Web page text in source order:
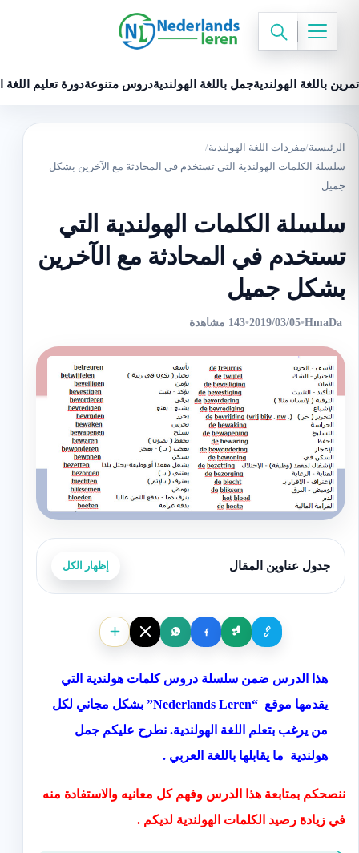
تمرين باللغة الهولنديةجمل باللغة الهولنديةدروس متنوعةدورة تعليم اللغة
الرئيسية/مفردات اللغة الهولندية/
سلسلة الكلمات الهولندية التي تستخدم في المحادثة مع الآخرين بشكل
جميل
سلسلة الكلمات الهولندية التي
تستخدم في المحادثة مع الآخرين
بشكل جميل
HmaDa
•
2019/03/05
•143 مشاهدة
جدول عناوين المقال إظهار الكل
هذا الدرس ضمن سلسلة دروس كلمات هولندية التي
يقدمها موقع “Nederlands Leren” بشكل مجاني لكل
من يرغب بتعلم اللغة الهولندية. نطرح عليكم جمل
هولندية ما يقابلها باللغة العربي .
ننصحكم بمتابعة هذا الدرس وفهم كل معانيه والاستفادة منه
في زيادة رصيد الكلمات الهولندية لديكم .